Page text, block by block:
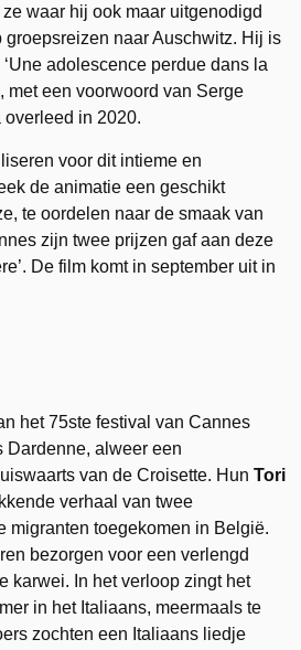
waar hij ook maar uitgenodigd
groepsreizen naar Auschwitz. Hij is
adolescence perdue dans la
met een voorwoord van Serge
in 2020.
voor dit intieme en
de animatie een geschikt
te oordelen naar de smaak van
zijn twee prijzen gaf aan deze
De film komt in september uit in
het 75ste festival van Cannes
Dardenne, alweer een
van de Croisette. HunTori
verhaal van twee
migranten toegekomen in België.
bezorgen voor een verlengd
karwei. In het verloop zingt het
in het Italiaans, meermaals te
zochten een Italiaans liedje